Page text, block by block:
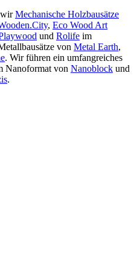
wirMechanische Holzbausätze
, Eco Wood Art
und Rolife im
von Metal Earth,
. Wir führen ein umfangreiches
Nanoformat von Nanoblock und
.